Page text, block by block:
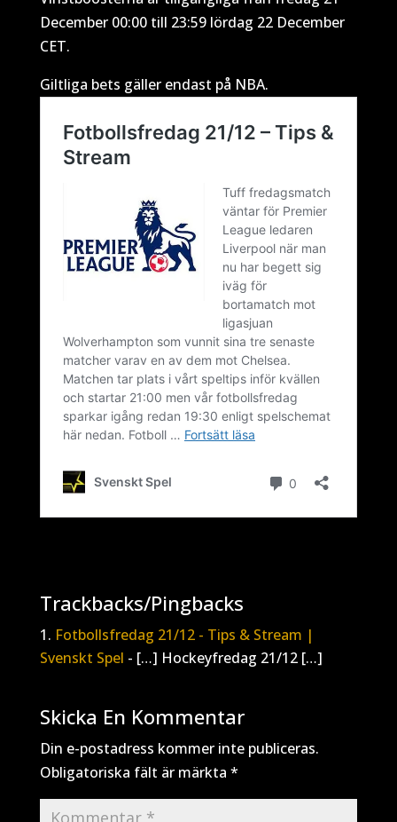
December 00:00 till 23:59 lördag 22 December
CET.
Giltliga bets gäller endast på NBA.
Trackbacks/Pingbacks
Fotbollsfredag 21/12 - Tips & Stream |
Svenskt Spel - […] Hockeyfredag 21/12 […]
Skicka En Kommentar
Din e-postadress kommer inte publiceras.
Obligatoriska fält är märkta *